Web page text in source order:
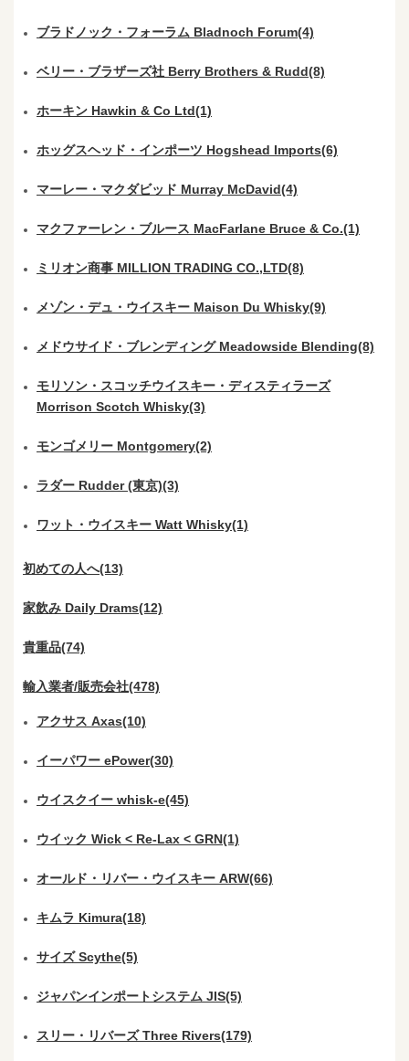
ブラドノック・フォーラム Bladnoch Forum(4)
ベリー・ブラザーズ社 Berry Brothers & Rudd(8)
ホーキン Hawkin & Co Ltd(1)
ホッグスヘッド・インポーツ Hogshead Imports(6)
マーレー・マクダビッド Murray McDavid(4)
マクファーレン・ブルース MacFarlane Bruce & Co.(1)
ミリオン商事 MILLION TRADING CO.,LTD(8)
メゾン・デュ・ウイスキー Maison Du Whisky(9)
メドウサイド・ブレンディング Meadowside Blending(8)
モリソン・スコッチウイスキー・ディスティラーズ
Morrison Scotch Whisky(3)
モンゴメリー Montgomery(2)
ラダー Rudder (東京)(3)
ワット・ウイスキー Watt Whisky(1)
初めての人へ(13)
家飲み Daily Drams(12)
貴重品(74)
輸入業者/販売会社(478)
アクサス Axas(10)
イーパワー ePower(30)
ウイスクイー whisk-e(45)
ウイック Wick < Re-Lax < GRN(1)
オールド・リバー・ウイスキー ARW(66)
キムラ Kimura(18)
サイズ Scythe(5)
ジャパンインポートシステム JIS(5)
スリー・リバーズ Three Rivers(179)